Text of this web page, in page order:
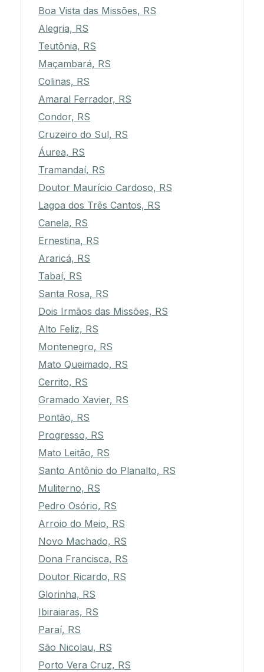
Boa Vista das Missões, RS
Alegria, RS
Teutônia, RS
Maçambará, RS
Colinas, RS
Amaral Ferrador, RS
Condor, RS
Cruzeiro do Sul, RS
Áurea, RS
Tramandaí, RS
Doutor Maurício Cardoso, RS
Lagoa dos Três Cantos, RS
Canela, RS
Ernestina, RS
Araricá, RS
Tabaí, RS
Santa Rosa, RS
Dois Irmãos das Missões, RS
Alto Feliz, RS
Montenegro, RS
Mato Queimado, RS
Cerrito, RS
Gramado Xavier, RS
Pontão, RS
Progresso, RS
Mato Leitão, RS
Santo Antônio do Planalto, RS
Muliterno, RS
Pedro Osório, RS
Arroio do Meio, RS
Novo Machado, RS
Dona Francisca, RS
Doutor Ricardo, RS
Glorinha, RS
Ibiraiaras, RS
Paraí, RS
São Nicolau, RS
Porto Vera Cruz, RS